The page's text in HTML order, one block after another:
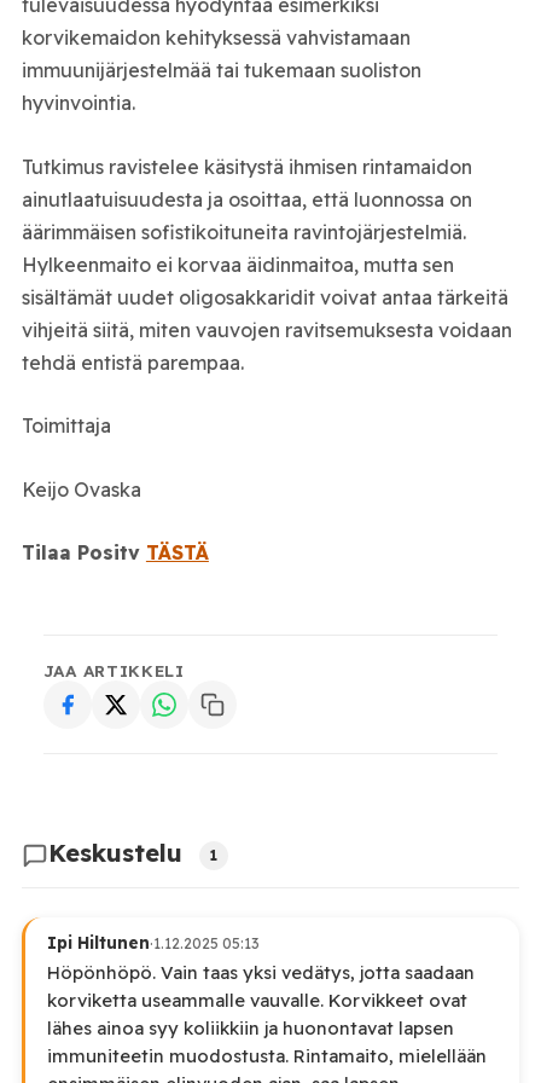
korvikemaidon kehityksessä vahvistamaan
immuunijärjestelmää tai tukemaan suoliston
hyvinvointia.
Tutkimus ravistelee käsitystä ihmisen rintamaidon
ainutlaatuisuudesta ja osoittaa, että luonnossa on
äärimmäisen sofistikoituneita ravintojärjestelmiä.
Hylkeenmaito ei korvaa äidinmaitoa, mutta sen
sisältämät uudet oligosakkaridit voivat antaa tärkeitä
vihjeitä siitä, miten vauvojen ravitsemuksesta voidaan
tehdä entistä parempaa.
Toimittaja
Keijo Ovaska
Tilaa Positv TÄSTÄ
JAA ARTIKKELI
Keskustelu 1
Ipi Hiltunen·1.12.2025 05:13
Höpönhöpö. Vain taas yksi vedätys, jotta saadaan
korviketta useammalle vauvalle. Korvikkeet ovat
lähes ainoa syy koliikkiin ja huonontavat lapsen
immuniteetin muodostusta. Rintamaito, mielellään